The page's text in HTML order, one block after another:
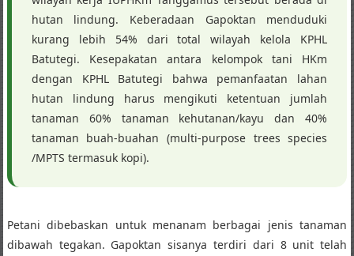
hutan lindung. Keberadaan Gapoktan menduduki
kurang lebih 54% dari total wilayah kelola KPHL
Batutegi. Kesepakatan antara kelompok tani HKm
dengan KPHL Batutegi bahwa pemanfaatan lahan
hutan lindung harus mengikuti ketentuan jumlah
tanaman 60% tanaman kehutanan/kayu dan 40%
tanaman buah-buahan (multi-purpose trees species
/MPTS termasuk kopi).
Petani dibebaskan untuk menanam berbagai jenis tanaman
dibawah tegakan. Gapoktan sisanya terdiri dari 8 unit telah